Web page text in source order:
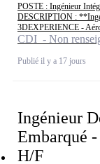
POSTE : Ingénieur
DESCRIPTION :
3DEXPERIENCE -
CDI - Non
Publié il y a 17 jours
Ingénieur
Embarqué
H/F